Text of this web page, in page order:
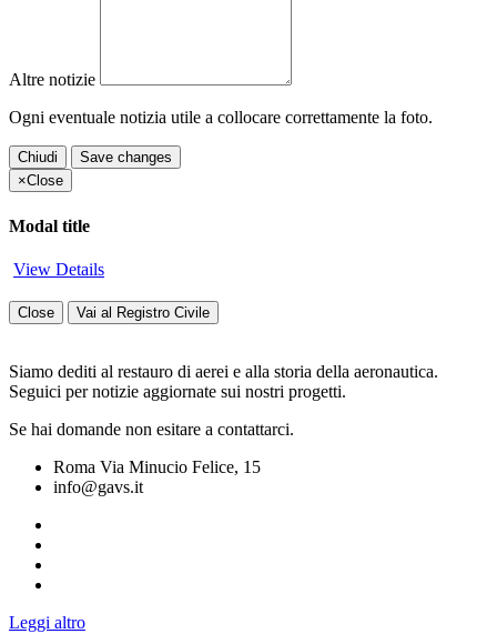
Altre notizie
Ogni eventuale notizia utile a collocare correttamente la foto.
Chiudi
Save changes
×Close
Modal title
View Details
Close Vai al Registro Civile
Siamo dediti al restauro di aerei e alla storia della aeronautica.
Seguici per notizie aggiornate sui nostri progetti.
Se hai domande non esitare a contattarci.
Roma Via Minucio Felice, 15
info@gavs.it
Leggi altro